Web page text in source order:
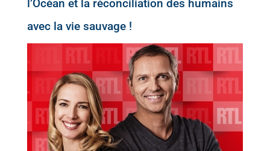
l’Océan et la réconciliation des humains
avec la vie sauvage !